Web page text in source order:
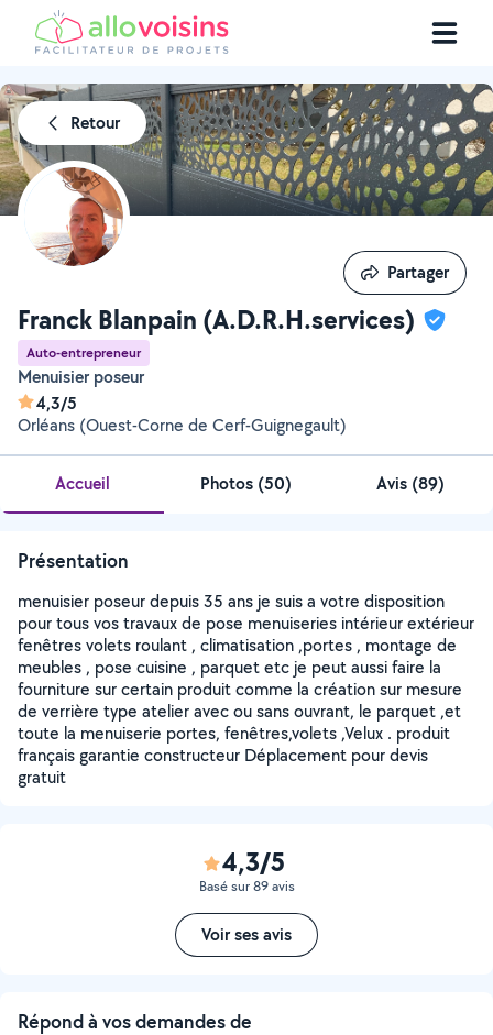
Retour
Franck Blanpain (A.D.R.H.services)
Auto-entrepreneur
Menuisier poseur
4,3/5
Orléans (Ouest-Corne de Cerf-Guignegault)
Partager
Partager
Accueil Photos (50) Avis (89)
Présentation
menuisier poseur depuis 35 ans je suis a votre disposition
pour tous vos travaux de pose menuiseries intérieur extérieur
fenêtres volets roulant , climatisation ,portes , montage de
meubles , pose cuisine , parquet etc je peut aussi faire la
fourniture sur certain produit comme la création sur mesure
de verrière type atelier avec ou sans ouvrant, le parquet ,et
toute la menuiserie portes, fenêtres,volets ,Velux . produit
français garantie constructeur Déplacement pour devis
gratuit
4,3/5
Basé sur 89 avis
Voir ses avis
Répond à vos demandes de